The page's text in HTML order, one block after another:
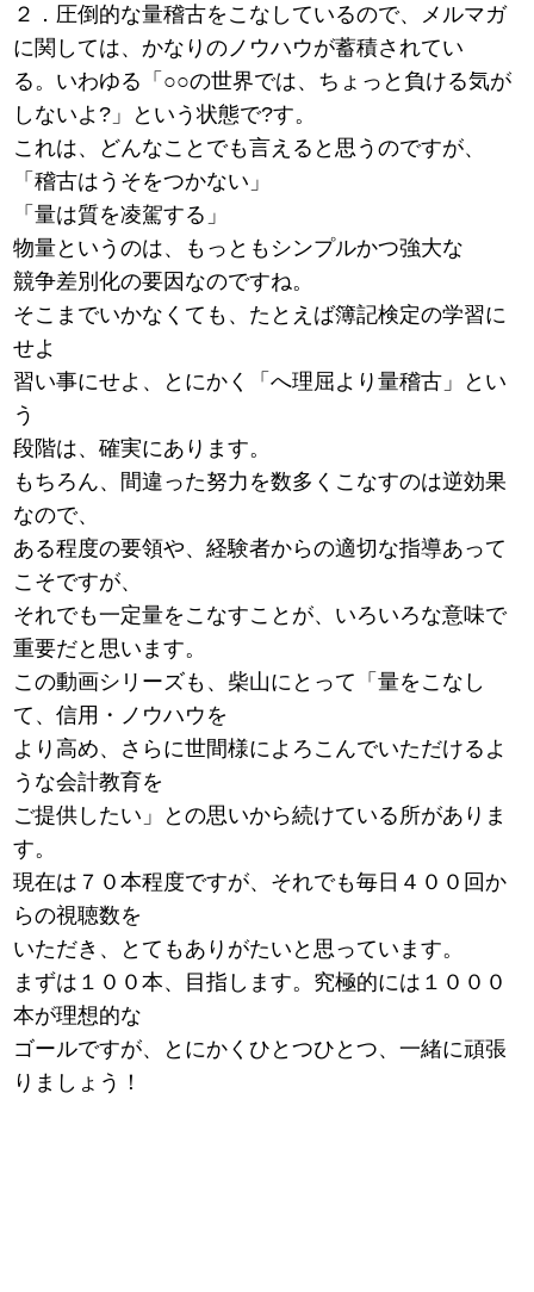
２．圧倒的な量稽古をこなしているので、メルマガ
に関しては、かなりのノウハウが蓄積されてい
る。いわゆる「○○の世界では、ちょっと負ける気が
しないよ?」という状態で?す。
これは、どんなことでも言えると思うのですが、
「稽古はうそをつかない」
「量は質を凌駕する」
物量というのは、もっともシンプルかつ強大な
競争差別化の要因なのですね。
そこまでいかなくても、たとえば簿記検定の学習に
せよ
習い事にせよ、とにかく「へ理屈より量稽古」とい
う
段階は、確実にあります。
もちろん、間違った努力を数多くこなすのは逆効果
なので、
ある程度の要領や、経験者からの適切な指導あって
こそですが、
それでも一定量をこなすことが、いろいろな意味で
重要だと思います。
この動画シリーズも、柴山にとって「量をこなし
て、信用・ノウハウを
より高め、さらに世間様によろこんでいただけるよ
うな会計教育を
ご提供したい」との思いから続けている所がありま
す。
現在は７０本程度ですが、それでも毎日４００回か
らの視聴数を
いただき、とてもありがたいと思っています。
まずは１００本、目指します。究極的には１０００
本が理想的な
ゴールですが、とにかくひとつひとつ、一緒に頑張
りましょう！